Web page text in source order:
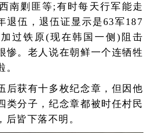
南剿匪等;有时每天行军能走
退伍，退伍证显示是63军187
过铁原(现在韩国一侧)阻击
惨。老人说在朝鲜一个连牺牲
获有十多枚纪念章，但因他
类分子，纪念章都被时任村民
后皆下落不明。